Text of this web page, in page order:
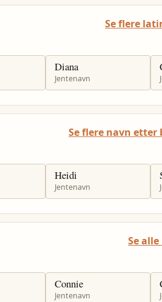
Se flere
Diana
Jentenavn
Se flere navn etter
Heidi
Jentenavn
Se
Connie
Jentenavn